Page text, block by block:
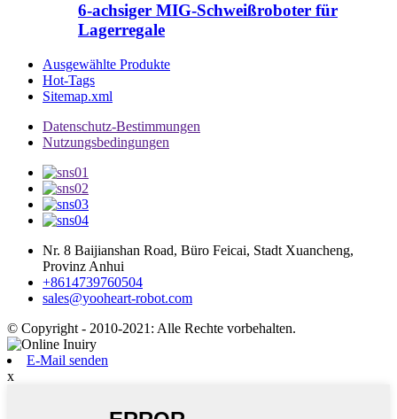
6-achsiger MIG-Schweißroboter für
Lagerregale
Ausgewählte Produkte
Hot-Tags
Sitemap.xml
Datenschutz-Bestimmungen
Nutzungsbedingungen
Nr. 8 Baijianshan Road, Büro Feicai, Stadt Xuancheng,
Provinz Anhui
+8614739760504
sales@yooheart-robot.com
© Copyright - 2010-2021: Alle Rechte vorbehalten.
E-Mail senden
x